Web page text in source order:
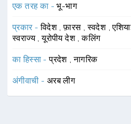
एक तरह का -भू-भाग
प्रकार -विदेश ,फ़ारस ,स्वदेश ,
स्वराज्य ,यूरोपीय देश ,कलिंग
का हिस्सा -प्रदेश ,नागरिक
अंगीवाची - अरब लीग